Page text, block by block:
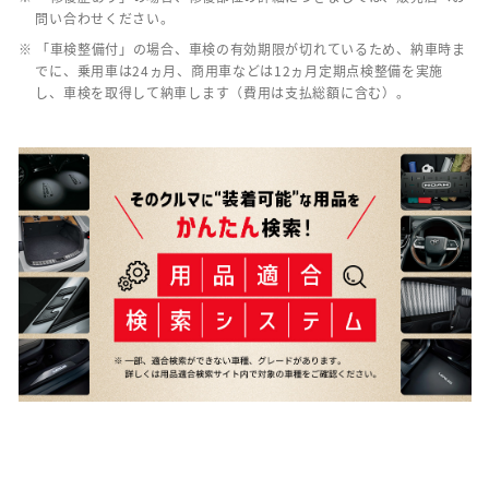
問い合わせください。
※ 「車検整備付」の場合、車検の有効期限が切れているため、納車時ま
でに、乗用車は24ヵ月、商用車などは12ヵ月定期点検整備を実施
し、車検を取得して納車します（費用は支払総額に含む）。